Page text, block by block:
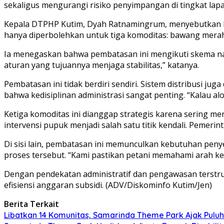
sekaligus mengurangi risiko penyimpangan di tingkat
Kepala DTPHP Kutim, Dyah Ratnamingrum,
hanya diperbolehkan untuk tiga komoditas: bawang
Ia menegaskan bahwa pembatasan ini mengikuti skema
aturan yang tujuannya menjaga stabilitas,” katanya.
Pembatasan ini tidak berdiri sendiri. Sistem distribusi
bahwa kedisiplinan administrasi sangat penting. “Kalau
Ketiga komoditas ini dianggap strategis karena sering
intervensi pupuk menjadi salah satu titik kendali.
Di sisi lain, pembatasan ini memunculkan kebutuhan
proses tersebut. “Kami pastikan petani memahami arah
Dengan pendekatan administratif dan pengawasan
efisiensi anggaran subsidi. (ADV/Diskominfo Kutim/Jen)
Berita Terkait
Libatkan 14 Komunitas, Samarinda Theme Park Ajak